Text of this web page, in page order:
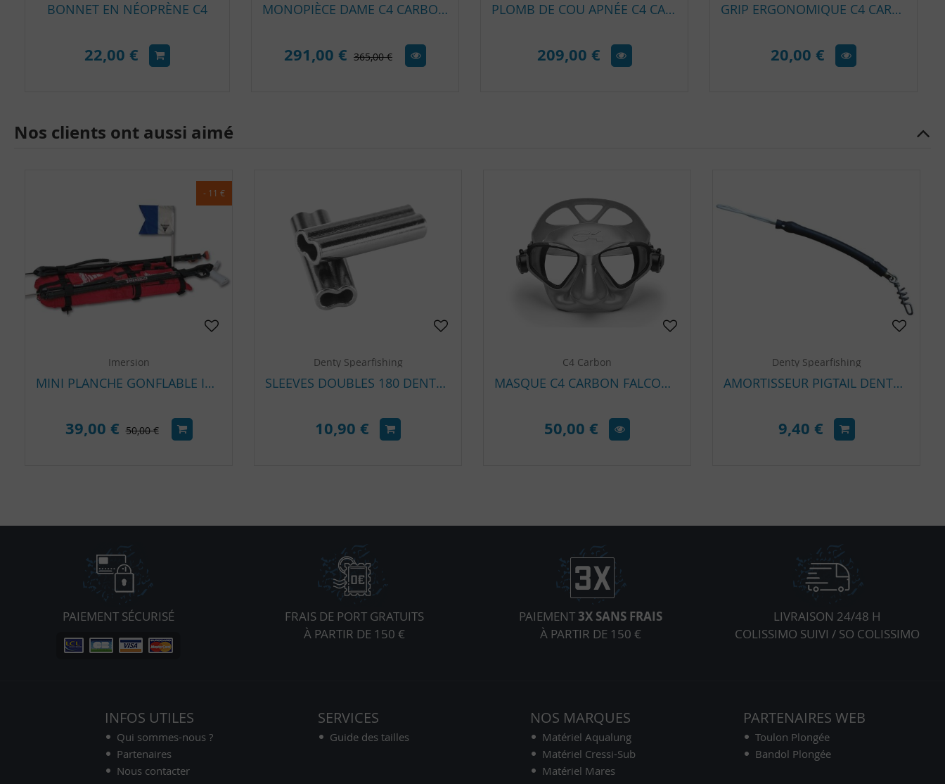
BONNET EN NÉOPRÈNE C4
22,00 €
MONOPIÈCE DAME C4 CARBON SIDERAL 3.5 MM
291,00 € 365,00 €
PLOMB DE COU APNÉE C4 CARBON D&D 4 KG NOIR – COLLIER MODULABLE DEEP & DYNAMIC
209,00 €
GRIP ERGONOMIQUE C4 CARBON
20,00 €
Nos clients ont aussi aimé
- 11 €
Imersion
MINI PLANCHE GONFLABLE IMERSION
39,00 € 50,00 €
Denty Spearfishing
SLEEVES DOUBLES 180 DENTY SPEARFISHING
10,90 €
C4 Carbon
MASQUE C4 CARBON FALCON SILVER
50,00 €
Denty Spearfishing
AMORTISSEUR PIGTAIL DENTY SPEARFISHING
9,40 €
PAIEMENT SÉCURISÉ
FRAIS DE PORT GRATUITS
À PARTIR DE 150 €
PAIEMENT3X SANS FRAIS
À PARTIR DE 150 €
LIVRAISON 24/48 H
COLISSIMO SUIVI / SO COLISSIMO
INFOS UTILES
Qui sommes-nous ?
Partenaires
Nous contacter
SERVICES
Guide des tailles
NOS MARQUES
Matériel Aqualung
Matériel Cressi-Sub
Matériel Mares
PARTENAIRES WEB
Toulon Plongée
Bandol Plongée